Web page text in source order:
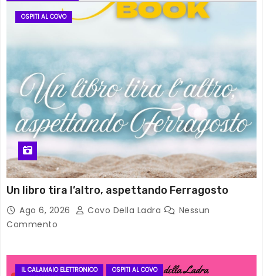
OSPITI AL COVO
Un libro tira l’altro, aspettando Ferragosto
Ago 6, 2026 Covo Della Ladra
Nessun
Commento
IL CALAMAIO ELETTRONICO OSPITI AL COVO